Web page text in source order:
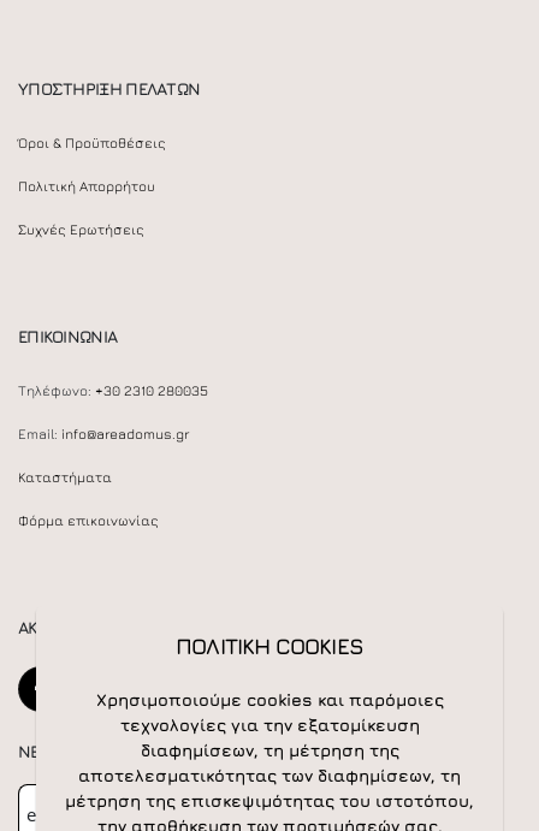
ΥΠΟΣΤΗΡΙΞΗ ΠΕΛΑΤΩΝ
Όροι & Προϋποθέσεις
Πολιτική Απορρήτου
Συχνές Ερωτήσεις
ΕΠΙΚΟΙΝΩΝΙΑ
Τηλέφωνο: +30 2310 280035
Email: info@areadomus.gr
Καταστήματα
Φόρμα επικοινωνίας
ΑΚΟΛΟΥΘΕΙΣΤΕ ΜΑΣ
NEWSLETTER
Newsletter Subscribe
ΠΟΛΙΤΙΚΗ COOKIES
Χρησιμοποιούμε cookies και παρόμοιες
τεχνολογίες για την εξατομίκευση
διαφημίσεων, τη μέτρηση της
αποτελεσματικότητας των διαφημίσεων, τη
μέτρηση της επισκεψιμότητας του ιστοτόπου,
την αποθήκευση των προτιμήσεών σας.